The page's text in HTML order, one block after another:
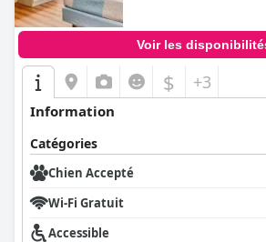
Voir les
$ +3
Information
Catégories
Chien Accepté
Wi-Fi Gratuit
Accessible